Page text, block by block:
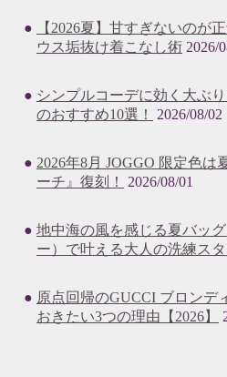
【2026夏】甘すぎないのが
ウス垢抜け着こなし術 2026/
シンプルコーデに効く大ぶ
のおすすめ10選！
2026/08/02
2026年8月 JOGGO 限定色は
ーチ』復刻！
2026/08/01
地中海の風を感じる夏バッ
ー）で叶える大人の洗練ス
原点回帰のGUCCI ブロンデ
おきたい3つの理由【2026】